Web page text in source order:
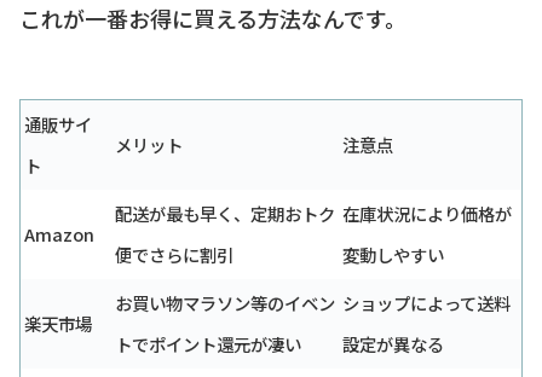
これが一番お得に買える方法なんです。
通販サイ
ト
メリット 注意点
Amazon
配送が最も早く、定期おトク
便でさらに割引
在庫状況により価格が
変動しやすい
楽天市場
お買い物マラソン等のイベン
トでポイント還元が凄い
ショップによって送料
設定が異なる